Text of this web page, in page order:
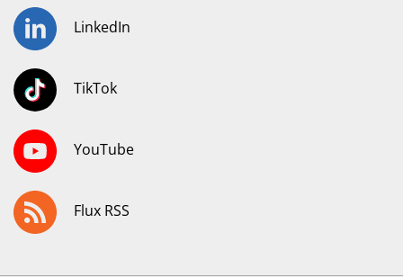
LinkedIn
TikTok
YouTube
Flux RSS